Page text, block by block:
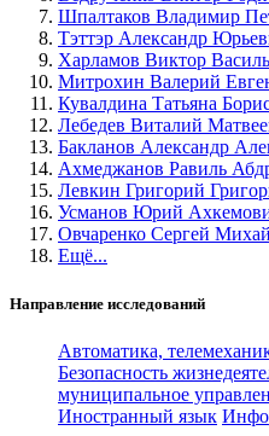
Шпалтаков Владимир
Тэттэр Александр
Харламов Виктор
Митрохин Валерий
Кувалдина Татьяна
Лебедев Виталий
Бакланов Александр
Ахмеджанов Равиль
Левкин Григорий
Усманов Юрий
Овчаренко Сергей
Ещё...
Направление исследований
Автоматика,
Безопасность
муниципальное
Иностранный язык